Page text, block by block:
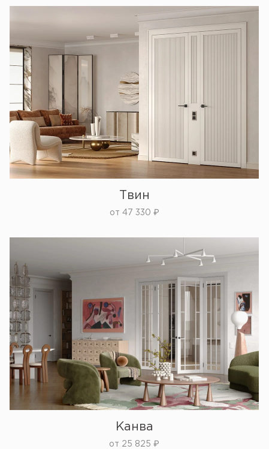
Твин
от 47 330 ₽
Канва
от 25 825 ₽